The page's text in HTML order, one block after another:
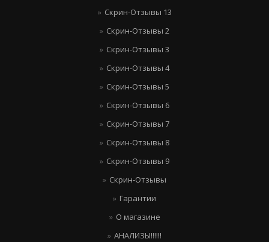
Скрин-Отзывы 13
Скрин-Отзывы 2
Скрин-Отзывы 3
Скрин-Отзывы 4
Скрин-Отзывы 5
Скрин-Отзывы 6
Скрин-Отзывы 7
Скрин-Отзывы 8
Скрин-Отзывы 9
Скрин-Отзывы
Гарантии
О магазине
АНАЛИЗЫ!!!!!!